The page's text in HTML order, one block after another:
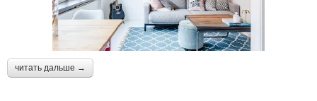
читать дальше →